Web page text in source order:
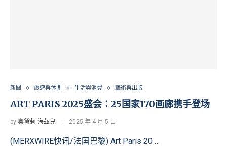
新聞 旅遊與休閒 生活與消費 藝術與出版
ART PARIS 2025盛会：25国家170画廊携手登场
by 奧黛莉 海茲兒 2025 年 4 月 5 日
(MERXWIRE快讯/法国巴黎) Art Paris 20 …